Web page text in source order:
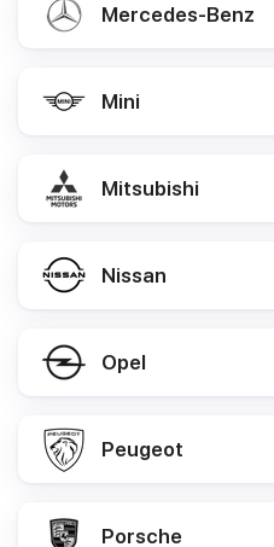
Mercedes-Benz
Mini
Mitsubishi
Nissan
Opel
Peugeot
Porsche